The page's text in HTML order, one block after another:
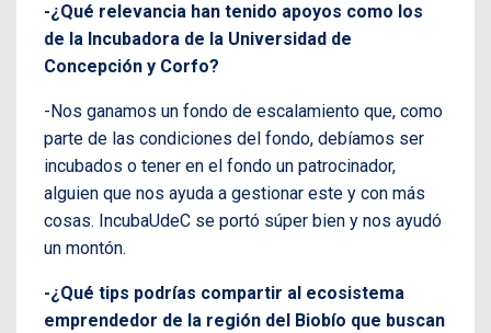
-¿Qué relevancia han tenido apoyos como los
de la Incubadora de la Universidad de
Concepción y Corfo?
-Nos ganamos un fondo de escalamiento que, como
parte de las condiciones del fondo, debíamos ser
incubados o tener en el fondo un patrocinador,
alguien que nos ayuda a gestionar este y con más
cosas. IncubaUdeC se portó súper bien y nos ayudó
un montón.
-¿Qué tips podrías compartir al ecosistema
emprendedor de la región del Biobío que buscan